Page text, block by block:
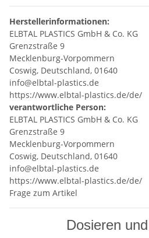
Herstellerinformationen:
ELBTAL PLASTICS GmbH & Co. KG
Grenzstraße 9
Mecklenburg-Vorpommern
Coswig, Deutschland, 01640
info@elbtal-plastics.de
https://www.elbtal-plastics.de/de/
verantwortliche Person:
ELBTAL PLASTICS GmbH & Co. KG
Grenzstraße 9
Mecklenburg-Vorpommern
Coswig, Deutschland, 01640
info@elbtal-plastics.de
https://www.elbtal-plastics.de/de/
Frage zum Artikel
Dosieren